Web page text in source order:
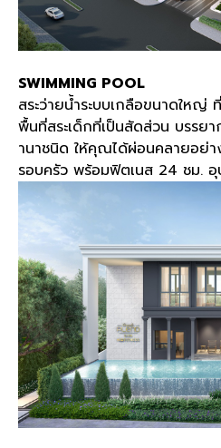
SWIMMING POOL
สระว่ายน้ำระบบเกลือขนาดให
พื้นที่สระเด็กที่เป็นสัดส่วน บรรย
านาชนิด ให้คุณได้ผ่อนคลายอย่
รอบครัว พร้อมฟิตเนส 24 ชม.